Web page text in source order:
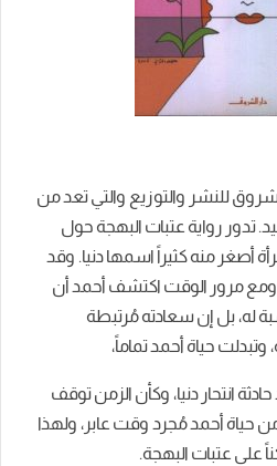
للنشر والتوزيع والتي تعد من
تدور رواية عتبات البهجة حول
أصغر منه كثيراً اسمها دنيا. وقد
ومع مرور الوقت اكتشف أحمد أن
له، بل إن سعادته مُرتبطة
حياة أحمد تماماً،
انتحار دنيا، وكأن الزمن توقف
حياة أحمد مُجرد وقت عابر، ولهذا
على عتبات البهجة.